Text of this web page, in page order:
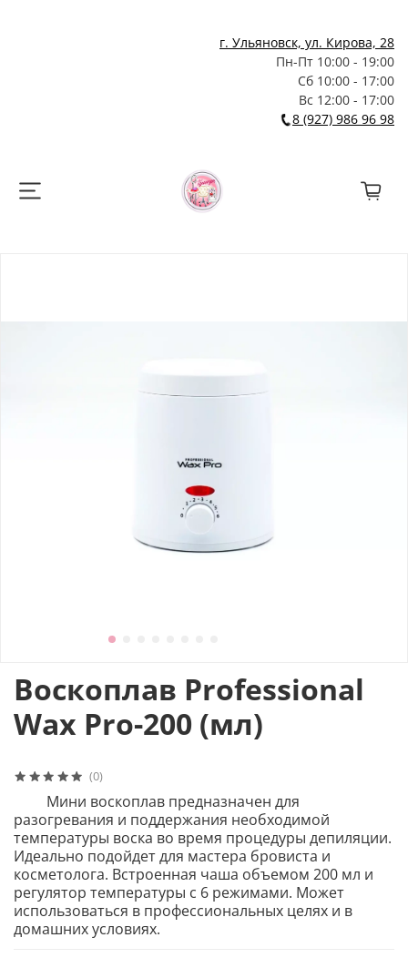
г. Ульяновск, ул. Кирова, 28
Пн-Пт 10:00 - 19:00
Сб 10:00 - 17:00
Вс 12:00 - 17:00
8 (927) 986 96 98
(0)
Воскоплав Professional
Wax Pro-200 (мл)
Мини воскоплав предназначен для
разогревания и поддержания необходимой
температуры воска во время процедуры депиляции.
Идеально подойдет для мастера бровиста и
косметолога. Встроенная чаша объемом 200 мл и
регулятор температуры с 6 режимами. Может
использоваться в профессиональных целях и в
домашних условиях.